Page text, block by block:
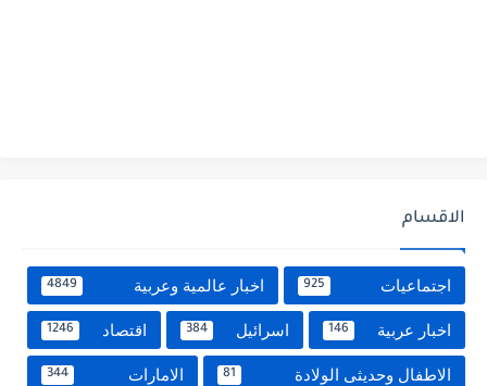
الاقسام
اجتماعيات 925 اخبار عالمية وعربية 4849
اخبار عربية 146 اسرائيل 384 اقتصاد 1246
الاطفال وحديثى الولادة 81 الامارات 344